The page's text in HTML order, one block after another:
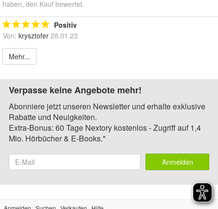
haben, den Kauf bewertet.
Positiv
Von: krysztofer 28.01.23
Mehr...
Verpasse keine Angebote mehr!
Abonniere jetzt unseren Newsletter und erhalte exklusive
Rabatte und Neuigkeiten.
Extra-Bonus: 60 Tage Nextory kostenlos - Zugriff auf 1,4
Mio. Hörbücher & E-Books.*
Anmelden